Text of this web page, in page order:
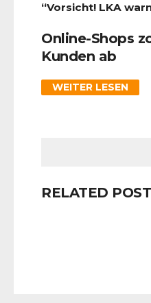
“Vorsicht! LKA
Online-Shops
Kunden ab
WEITER LESEN
RELATED